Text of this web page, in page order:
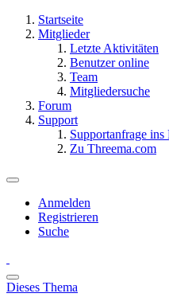
Startseite
Mitglieder
Letzte Aktivitäten
Benutzer online
Team
Mitgliedersuche
Forum
Support
Supportanfrage ins
Zu Threema.com
Anmelden
Registrieren
Suche
Dieses Thema